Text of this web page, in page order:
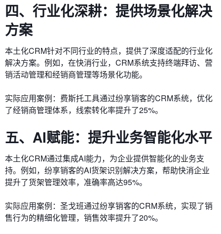
四、行业化深耕：提供场景化解决
方案
本土化CRM针对不同行业的特点，提供了深度适配的行业化
解决方案。例如，在快消行业，CRM系统支持终端拜访、营
销活动管理和经销商管理等场景化功能。
实际应用案例：费斯托工具通过纷享销客的CRM系统，优化
了经销商管理体系，线索转化率提升了25%。
五、AI赋能：提升业务智能化水平
本土化CRM通过集成AI能力，为企业提供智能化的业务支
持。例如，纷享销客的AI货架识别解决方案，帮助快消企业
提升了货架管理效率，准确率高达95%。
实际应用案例：圣戈班通过纷享销客的CRM系统，实现了销
售行为的精细化管理，销售效率提升了20%。